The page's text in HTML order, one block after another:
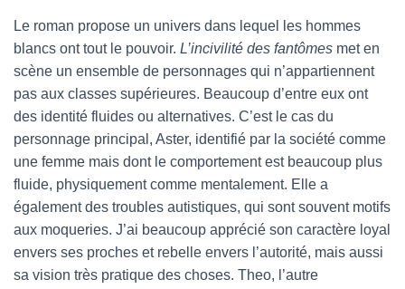
Le roman propose un univers dans lequel les hommes
blancs ont tout le pouvoir. L’incivilité des fantômes met en
scène un ensemble de personnages qui n’appartiennent
pas aux classes supérieures. Beaucoup d’entre eux ont
des identité fluides ou alternatives. C’est le cas du
personnage principal, Aster, identifié par la société comme
une femme mais dont le comportement est beaucoup plus
fluide, physiquement comme mentalement. Elle a
également des troubles autistiques, qui sont souvent motifs
aux moqueries. J’ai beaucoup apprécié son caractère loyal
envers ses proches et rebelle envers l’autorité, mais aussi
sa vision très pratique des choses. Theo, l’autre